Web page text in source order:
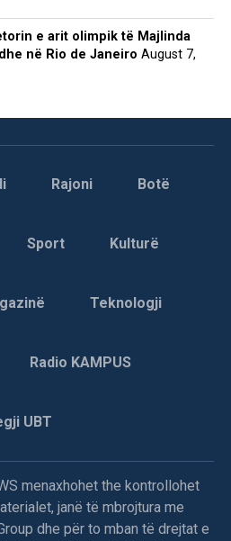
e arit olimpik të Majlinda
në Rio de Janeiro August 7,
Rajoni Botë
Sport Kulturë
Teknologji
Radio KAMPUS
UBT
menaxhohet the kontrollohet
janë të mbrojtura me
dhe për to mban të drejtat e